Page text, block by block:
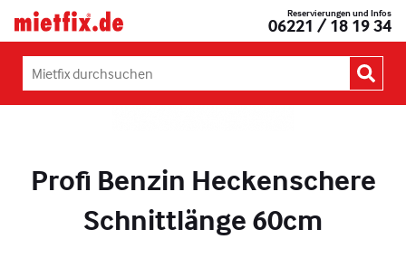
Inhalt
Mietfix®
Geräte
Maschinen
mieten
in
Reservierungen und Infos
06221 / 18 19 34
durchsuchen:
Profi Benzin Heckenschere
Schnittlänge 60cm